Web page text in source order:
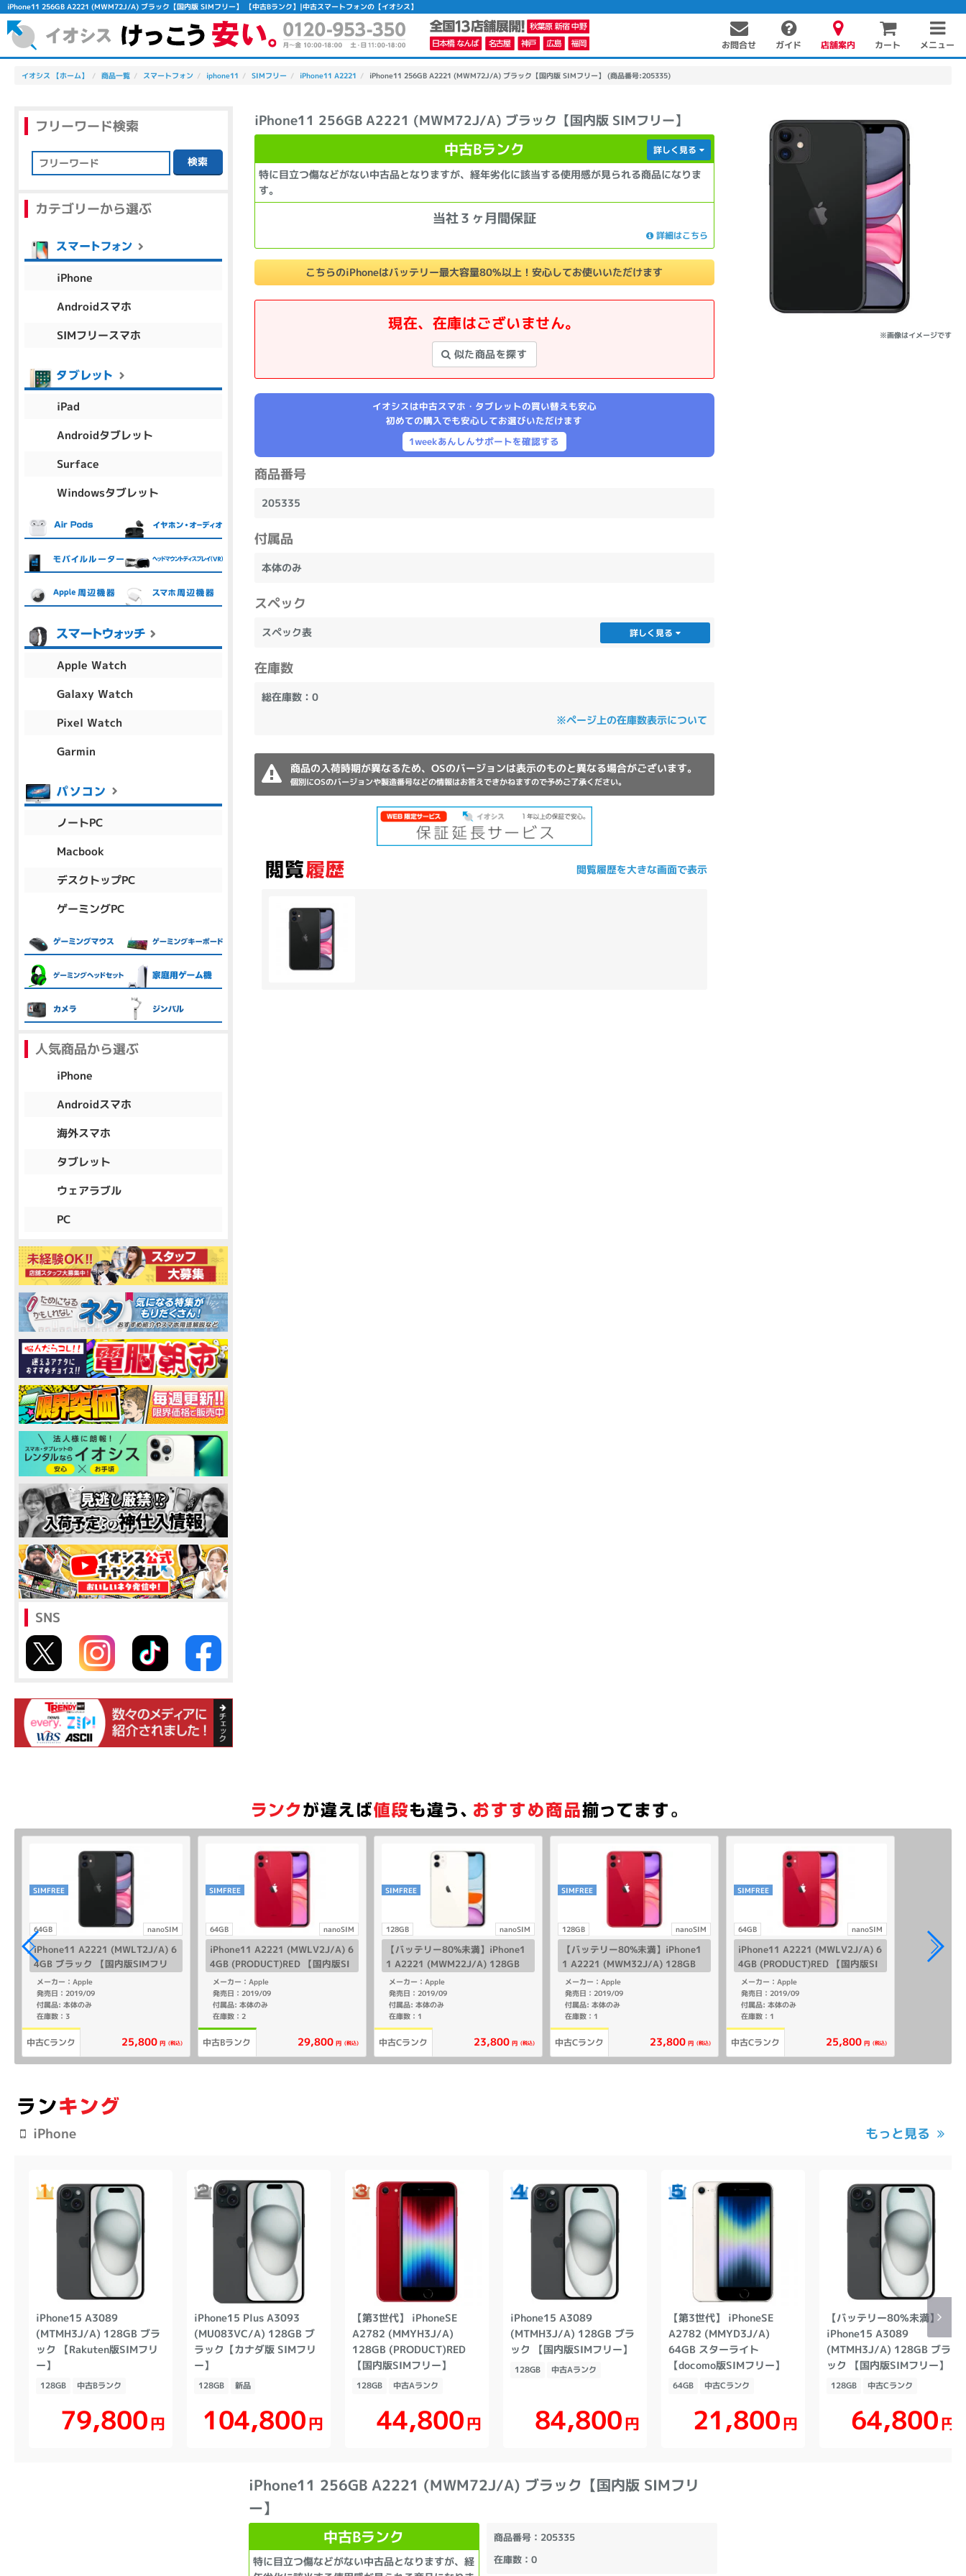
iPhone11 256GB A2221 (MWM72J/A) ブラック【国内版 SIMフリー】 【中古Bランク】|中古スマートフォンの【イオシス】
お問合せ ガイド 店舗案内 カート メニュー
イオシス 【ホーム】 商品一覧 スマートフォン iphone11 SIMフリー iPhone11 A2221 iPhone11 256GB A2221 (MWM72J/A) ブラック【国内版 SIMフリー】 (商品番号:205335)
iPhone11 256GB A2221 (MWM72J/A) ブラック【国内版 SIMフリー】
※画像はイメージです
中古Bランク
特に目立つ傷などがない中古品となりますが、経年劣化に該当する使用感が見られる商品になりま
す。
詳しく見る
当社３ヶ月間保証
詳細はこちら
こちらのiPhoneはバッテリー最大容量80%以上！安心してお使いいただけます
現在、在庫はございません。
似た商品を探す
イオシスは中古スマホ・タブレットの買い替えも安心
初めての購入でも安心してお選びいただけます
1weekあんしんサポートを確認する
商品番号
205335
付属品
本体のみ
スペック
スペック表 詳しく見る
在庫数
総在庫数：0
※ページ上の在庫数表示について
商品の入荷時期が異なるため、OSのバージョンは表示のものと異なる場合がございます。
個別にOSのバージョンや製造番号などの情報はお答えできかねますので予めご了承ください。
閲覧履歴を大きな画面で表示
フリーワード検索
検索
カテゴリーから選ぶ
iPhone
Androidスマホ
SIMフリースマホ
iPad
Androidタブレット
Surface
Windowsタブレット
Apple Watch
Galaxy Watch
Pixel Watch
Garmin
ノートPC
Macbook
デスクトップPC
ゲーミングPC
人気商品から選ぶ
iPhone
Androidスマホ
海外スマホ
タブレット
ウェアラブル
PC
SNS
64GB nanoSIM
SIMFREE
iPhone11 A2221 (MWLT2J/A) 6
4GB ブラック 【国内版SIMフリ
ー】
メーカー：Apple
発売日：2019/09
付属品: 本体のみ
在庫数：3
中古Cランク 25,800 円 (税込)
64GB nanoSIM
SIMFREE
iPhone11 A2221 (MWLV2J/A) 6
4GB (PRODUCT)RED 【国内版SI
Mフリー】
メーカー：Apple
発売日：2019/09
付属品: 本体のみ
在庫数：2
中古Bランク 29,800 円 (税込)
128GB nanoSIM
SIMFREE
【バッテリー80%未満】iPhone1
1 A2221 (MWM22J/A) 128GB
ホワイト 【国内版SIMフリー】
メーカー：Apple
発売日：2019/09
付属品: 本体のみ
在庫数：1
中古Cランク 23,800 円 (税込)
128GB nanoSIM
SIMFREE
【バッテリー80%未満】iPhone1
1 A2221 (MWM32J/A) 128GB
(PRODUCT)RED 【国内版SIMフリ
ー】
メーカー：Apple
発売日：2019/09
付属品: 本体のみ
在庫数：1
中古Cランク 23,800 円 (税込)
64GB nanoSIM
SIMFREE
iPhone11 A2221 (MWLV2J/A) 6
4GB (PRODUCT)RED 【国内版SI
Mフリー】
メーカー：Apple
発売日：2019/09
付属品: 本体のみ
在庫数：1
中古Cランク 25,800 円 (税込)
iPhone もっと見る
iPhone15 A3089
(MTMH3J/A) 128GB ブラ
ック 【Rakuten版SIMフリ
ー】
128GB 中古Bランク
79,800円
iPhone15 Plus A3093
(MU083VC/A) 128GB ブ
ラック【カナダ版 SIMフリ
ー】
128GB 新品
104,800円
【第3世代】 iPhoneSE
A2782 (MMYH3J/A)
128GB (PRODUCT)RED
【国内版SIMフリー】
128GB 中古Aランク
44,800円
iPhone15 A3089
(MTMH3J/A) 128GB ブラ
ック 【国内版SIMフリー】
128GB 中古Aランク
84,800円
【第3世代】 iPhoneSE
A2782 (MMYD3J/A)
64GB スターライト
【docomo版SIMフリー】
64GB 中古Cランク
21,800円
【バッテリー80%未満】
iPhone15 A3089
(MTMH3J/A) 128GB ブラ
ック 【国内版SIMフリー】
128GB 中古Cランク
64,800円
iPhone11 256GB A2221 (MWM72J/A) ブラック【国内版 SIMフリ
ー】
中古Bランク
特に目立つ傷などがない中古品となりますが、経
商品番号：205335
在庫数：0
かんたんパソコン検索に切り替える
除外ワード
人気の検索ワード：Let's note EliteBook
カテゴリー
ノートPC デスクPC
商品シリーズ名・ブランド名の絞り込み。
aspire Inspiron
メーカー
Apple SONY
Asus HP
商品の搭載機能による絞り込み
Webカメラ内蔵
ドライブ
ランク
商品状態の絞り込み
新品/未使用 中古 新品 Aランク Bランク Ryzen 7
MacOS ChromeOS その他
~
容量
~
モニタサイズ
~
円 ～
各項目のチェックボックスは「or検索」となります。